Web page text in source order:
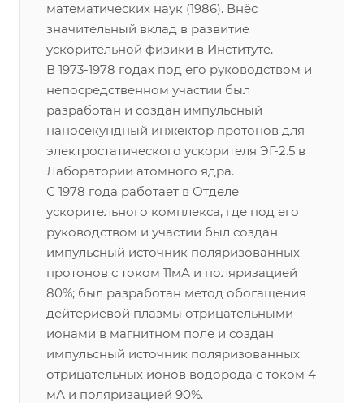
математических наук (1986). Внёс
значительный вклад в развитие
ускорительной физики в Институте.
В 1973-1978 годах под его руководством и
непосредственном участии был
разработан и создан импульсный
наносекундный инжектор протонов для
электростатического ускорителя ЭГ-2.5 в
Лаборатории атомного ядра.
С 1978 года работает в Отделе
ускорительного комплекса, где под его
руководством и участии был создан
импульсный источник поляризованных
протонов с током 11мА и поляризацией
80%; был разработан метод обогащения
дейтериевой плазмы отрицательными
ионами в магнитном поле и создан
импульсный источник поляризованных
отрицательных ионов водорода с током 4
мА и поляризацией 90%.